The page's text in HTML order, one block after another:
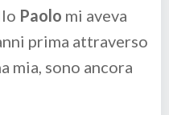
Paolo mi aveva
prima attraverso
mia, sono ancora